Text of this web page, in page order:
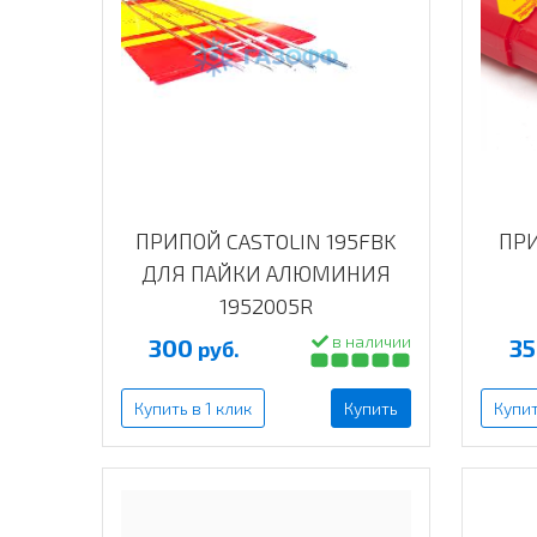
ПРИПОЙ CASTOLIN 195FBK
ДЛЯ ПАЙКИ АЛЮМИНИЯ
1952005R
300 руб. в наличии
Купить в 1 клик Купить